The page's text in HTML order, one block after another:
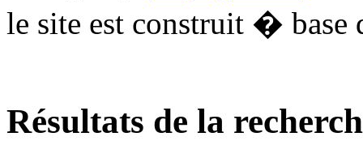
le site est construit � base
Résultats de la